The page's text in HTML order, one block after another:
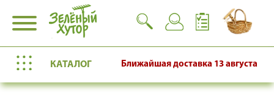
КАТАЛОГ Ближайшая доставка 13 августа